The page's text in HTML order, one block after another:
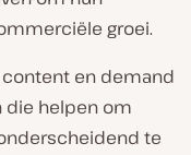
groei.
en demand
die helpen om
te